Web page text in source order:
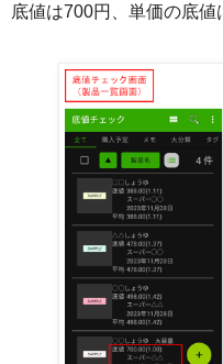
底値は700円、単価の底値